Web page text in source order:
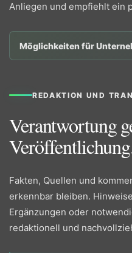
Anliegen und empfiehlt ein
Möglichkeiten für
REDAKTION UND
Verantwortung
Fakten, Quellen und
erkennbar bleiben.
Ergänzungen oder
redaktionell und